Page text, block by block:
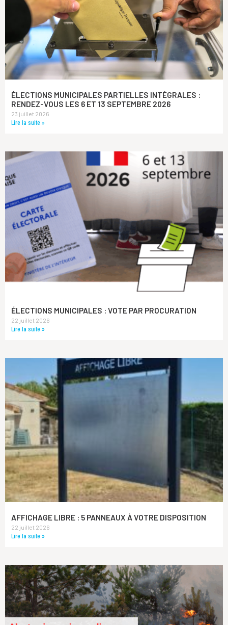
ÉLECTIONS MUNICIPALES PARTIELLES INTÉGRALES :
RENDEZ-VOUS LES 6 ET 13 SEPTEMBRE 2026
23 juillet 2026
Lire la suite »
ÉLECTIONS MUNICIPALES : VOTE PAR PROCURATION
22 juillet 2026
Lire la suite »
AFFICHAGE LIBRE : 5 PANNEAUX À VOTRE DISPOSITION
22 juillet 2026
Lire la suite »